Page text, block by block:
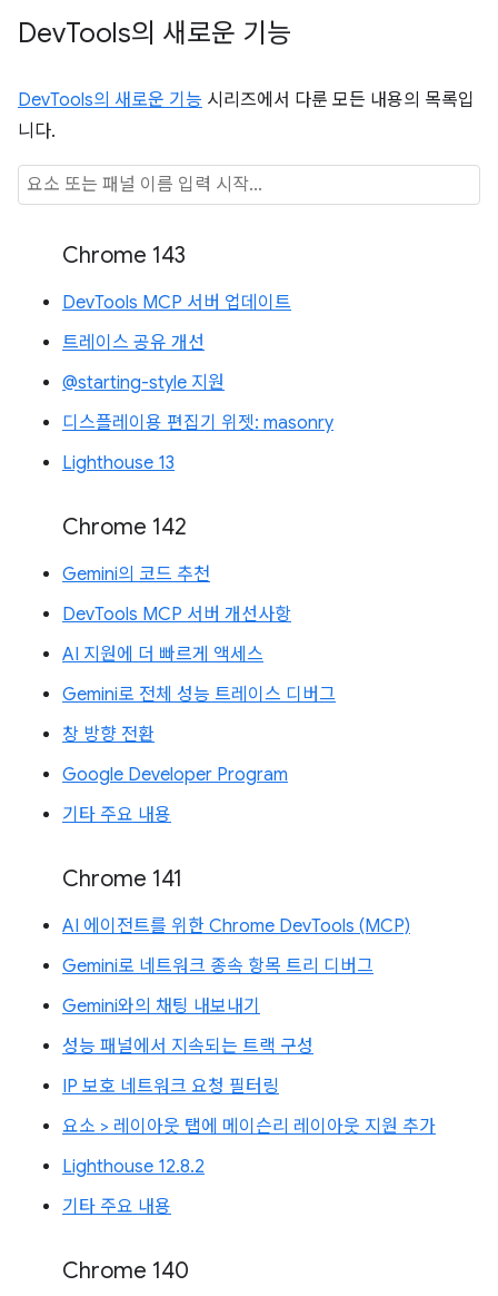
DevTools의 새로운 기능
DevTools의 새로운 기능 시리즈에서 다룬 모든 내용의 목록입
니다.
Chrome 143
DevTools MCP 서버 업데이트
트레이스 공유 개선
@starting-style 지원
디스플레이용 편집기 위젯: masonry
Lighthouse 13
Chrome 142
Gemini의 코드 추천
DevTools MCP 서버 개선사항
AI 지원에 더 빠르게 액세스
Gemini로 전체 성능 트레이스 디버그
창 방향 전환
Google Developer Program
기타 주요 내용
Chrome 141
AI 에이전트를 위한 Chrome DevTools (MCP)
Gemini로 네트워크 종속 항목 트리 디버그
Gemini와의 채팅 내보내기
성능 패널에서 지속되는 트랙 구성
IP 보호 네트워크 요청 필터링
요소 > 레이아웃 탭에 메이슨리 레이아웃 지원 추가
Lighthouse 12.8.2
기타 주요 내용
Chrome 140